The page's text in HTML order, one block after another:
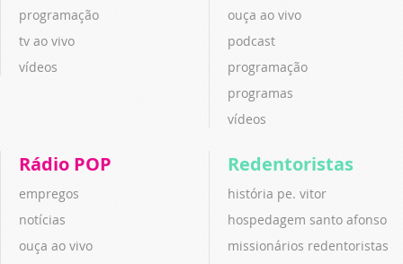
programação
tv ao vivo
vídeos
ouça ao vivo
podcast
programação
programas
vídeos
Rádio POP
empregos
notícias
ouça ao vivo
Redentoristas
história pe. vitor
hospedagem santo afonso
missionários redentoristas